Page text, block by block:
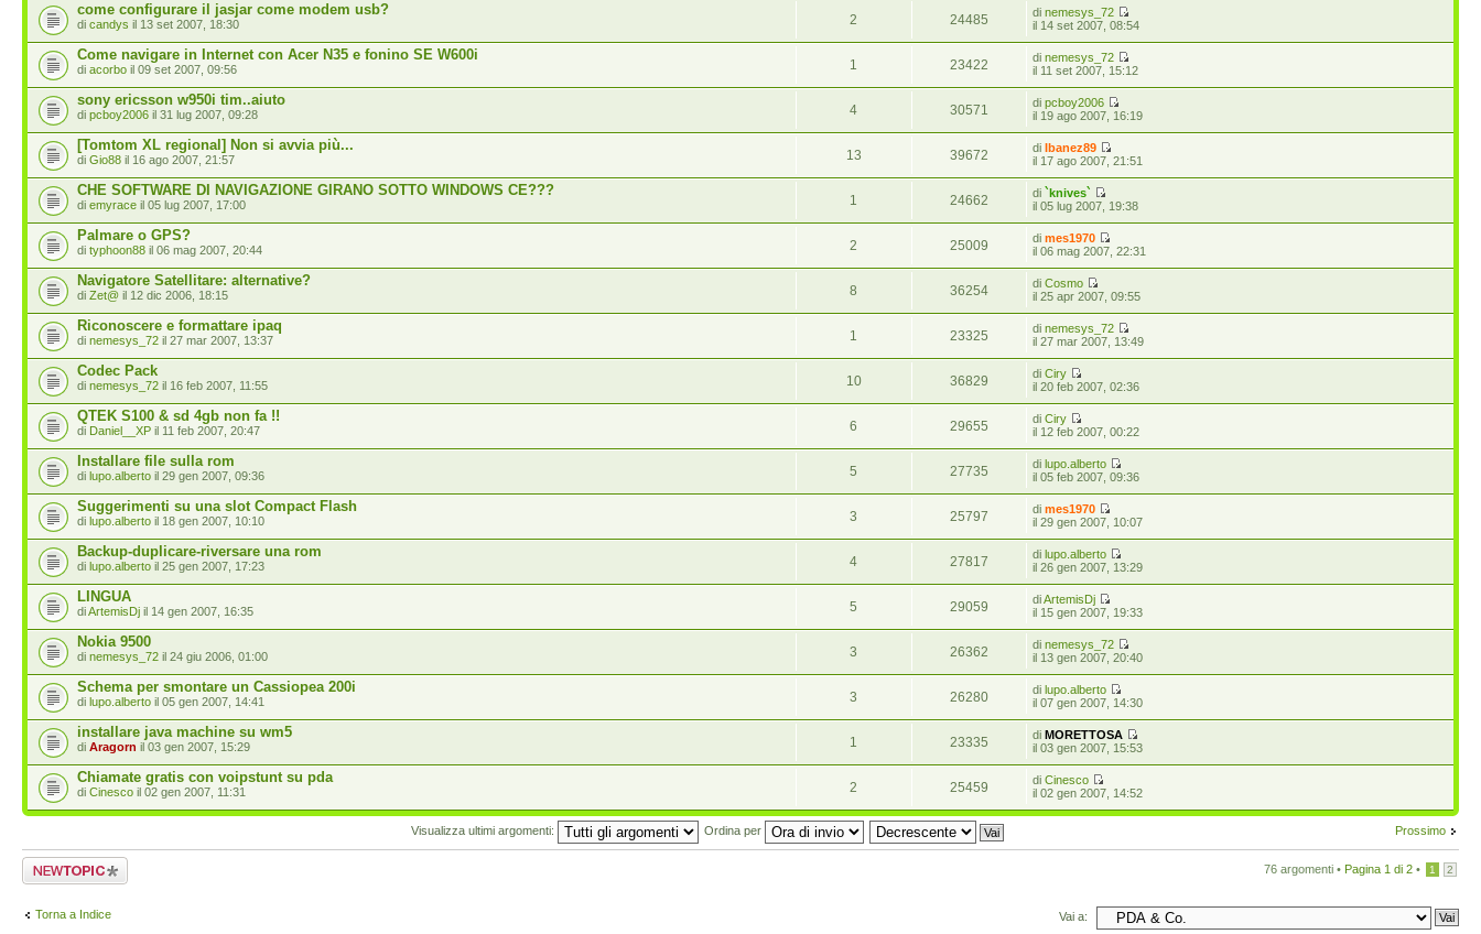
come configurare il jasjar come modem usb?
di candys il 13 set 2007, 18:30 2 24485 dinemesys_72
il 14 set 2007, 08:54
Come navigare in Internet con Acer N35 e fonino SE W600i
di acorbo il 09 set 2007, 09:56 1 23422 dinemesys_72
il 11 set 2007, 15:12
sony ericsson w950i tim..aiuto
di pcboy2006 il 31 lug 2007, 09:28 4 30571 dipcboy2006
il 19 ago 2007, 16:19
[Tomtom XL regional] Non si avvia più...
di Gio88 il 16 ago 2007, 21:57 13 39672 diIbanez89
il 17 ago 2007, 21:51
CHE SOFTWARE DI NAVIGAZIONE GIRANO SOTTO WINDOWS CE???
di emyrace il 05 lug 2007, 17:00 1 24662 di `knives`
il 05 lug 2007, 19:38
Palmare o GPS?
di typhoon88 il 06 mag 2007, 20:44 2 25009 dimes1970
il 06 mag 2007, 22:31
Navigatore Satellitare: alternative?
di Zet@ il 12 dic 2006, 18:15 8 36254 diCosmo
il 25 apr 2007, 09:55
Riconoscere e formattare ipaq
di nemesys_72 il 27 mar 2007, 13:37 1 23325 dinemesys_72
il 27 mar 2007, 13:49
Codec Pack
di nemesys_72 il 16 feb 2007, 11:55 10 36829 diCiry
il 20 feb 2007, 02:36
QTEK S100 & sd 4gb non fa !!
di Daniel__XP il 11 feb 2007, 20:47 6 29655 diCiry
il 12 feb 2007, 00:22
Installare file sulla rom
di lupo.alberto il 29 gen 2007, 09:36 5 27735 dilupo.alberto
il 05 feb 2007, 09:36
Suggerimenti su una slot Compact Flash
di lupo.alberto il 18 gen 2007, 10:10 3 25797 dimes1970
il 29 gen 2007, 10:07
Backup-duplicare-riversare una rom
di lupo.alberto il 25 gen 2007, 17:23 4 27817 dilupo.alberto
il 26 gen 2007, 13:29
LINGUA
diArtemisDj il 14 gen 2007, 16:35 5 29059 diArtemisDj
il 15 gen 2007, 19:33
Nokia 9500
di nemesys_72 il 24 giu 2006, 01:00 3 26362 dinemesys_72
il 13 gen 2007, 20:40
Schema per smontare un Cassiopea 200i
di lupo.alberto il 05 gen 2007, 14:41 3 26280 dilupo.alberto
il 07 gen 2007, 14:30
installare java machine su wm5
di Aragorn il 03 gen 2007, 15:29 1 23335 diMORETTOSA
il 03 gen 2007, 15:53
Chiamate gratis con voipstunt su pda
di Cinesco il 02 gen 2007, 11:31 2 25459 diCinesco
il 02 gen 2007, 14:52
Prossimo
Visualizza ultimi argomenti: Ordina per
Scrivi un nuovo
argomento
76 argomenti • Pagina 1 di 2 • 1 2
Torna a Indice Vai a: